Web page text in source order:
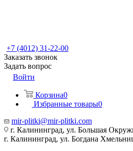
+7 (4012) 31-22-00
Заказать звонок
Задать вопрос
Войти
Корзина0
Избранные товары0
mir-plitki@mir-plitki.com
г. Калининград, ул. Большая
г. Калининград, ул. Богдана